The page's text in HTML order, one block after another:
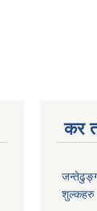
कर
शुल्कहरु